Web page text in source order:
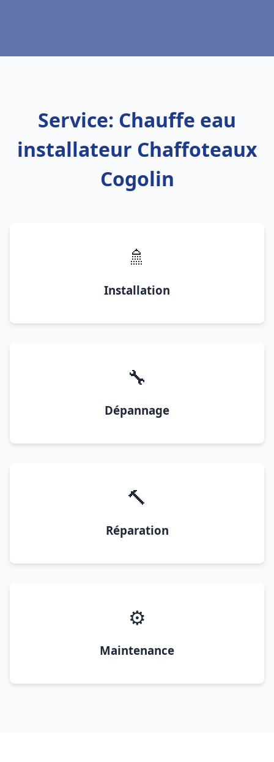
Service: Chauffe eau
installateur Chaffoteaux
Cogolin
🚿
Installation
🔧
Dépannage
🔨
Réparation
⚙️
Maintenance